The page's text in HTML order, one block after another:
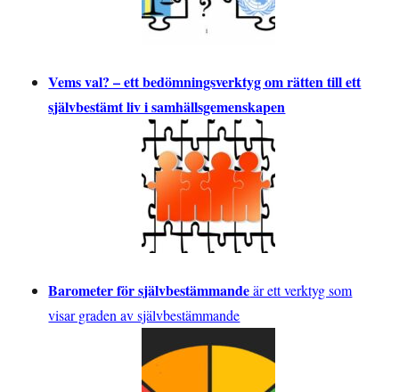
Vems val? – ett bedömningsverktyg om rätten till ett
självbestämt liv i samhällsgemenskapen
Barometer för självbestämmandeär ett verktyg som
visar graden av självbestämmande